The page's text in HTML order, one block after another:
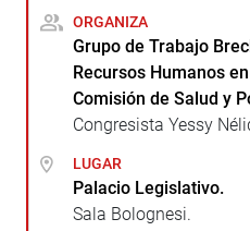
ORGANIZA
Grupo de Trabajo
Recursos Humanos
Comisión de Salud y
Congresista Yessy
LUGAR
Palacio Legislativo.
Sala Bolognesi.